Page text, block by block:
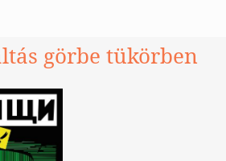
görbe tükörben